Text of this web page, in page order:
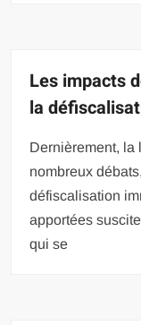
Les impacts
la
Dernièrement, la
nombreux
défiscalisation
apportées
qui se